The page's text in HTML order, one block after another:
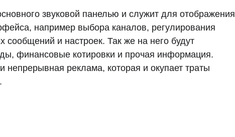
звуковой панелью и служит для отображения
например выбора каналов, регулирования
сообщений и настроек. Так же на него будут
финансовые котировки и прочая информация.
непрерывная реклама, которая и окупает траты